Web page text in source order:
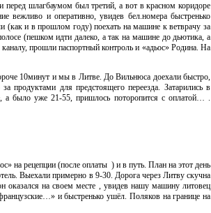
перед шлагбаумом был третий, а вот в красном коридоре
вежливо и оперативно, увидев бел.номера быстренько
(как и в прошлом году) поехать на машине к ветврачу за
(пешком идти далеко, а так на машине до дьютика, а
прошли паспортный контроль и «адьос» Родина. На
10минут и мы в Литве. До Вильнюса доехали быстро,
продуктами для предстоящего переезда. Затарились в
а было уже 21-55, пришлось поторопится с оплатой… .
на рецепции (после оплаты ) и в путь. План на этот день
Выехали примерно в 9-30. Дорога через Литву скучна
оказался на своем месте , увидев нашу машину литовец
и быстренько ушёл. Поляков на границе на